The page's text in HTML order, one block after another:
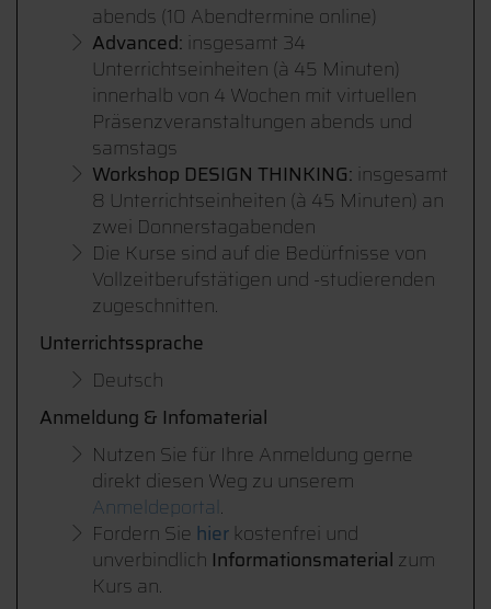
abends (10 Abendtermine online)
Advanced: insgesamt 34
Unterrichtseinheiten (à 45 Minuten)
innerhalb von 4 Wochen mit virtuellen
Präsenzveranstaltungen abends und
samstags
Workshop DESIGN THINKING: insgesamt
8 Unterrichtseinheiten (à 45 Minuten) an
zwei Donnerstagabenden
Die Kurse sind auf die Bedürfnisse von
Vollzeitberufstätigen und -studierenden
zugeschnitten.
Unterrichtssprache
Deutsch
Anmeldung & Infomaterial
Nutzen Sie für Ihre Anmeldung gerne
direkt diesen Weg zu unserem
Anmeldeportal .
Fordern Sie hier kostenfrei und
unverbindlich Informationsmaterial zum
Kurs an.